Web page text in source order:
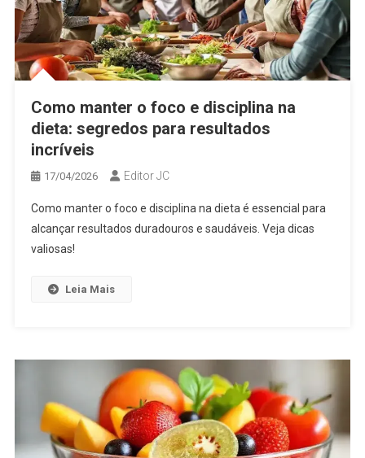
Como manter o foco e disciplina na
dieta: segredos para resultados
incríveis
17/04/2026 Editor JC
Como manter o foco e disciplina na dieta é essencial para
alcançar resultados duradouros e saudáveis. Veja dicas
valiosas!
Leia Mais